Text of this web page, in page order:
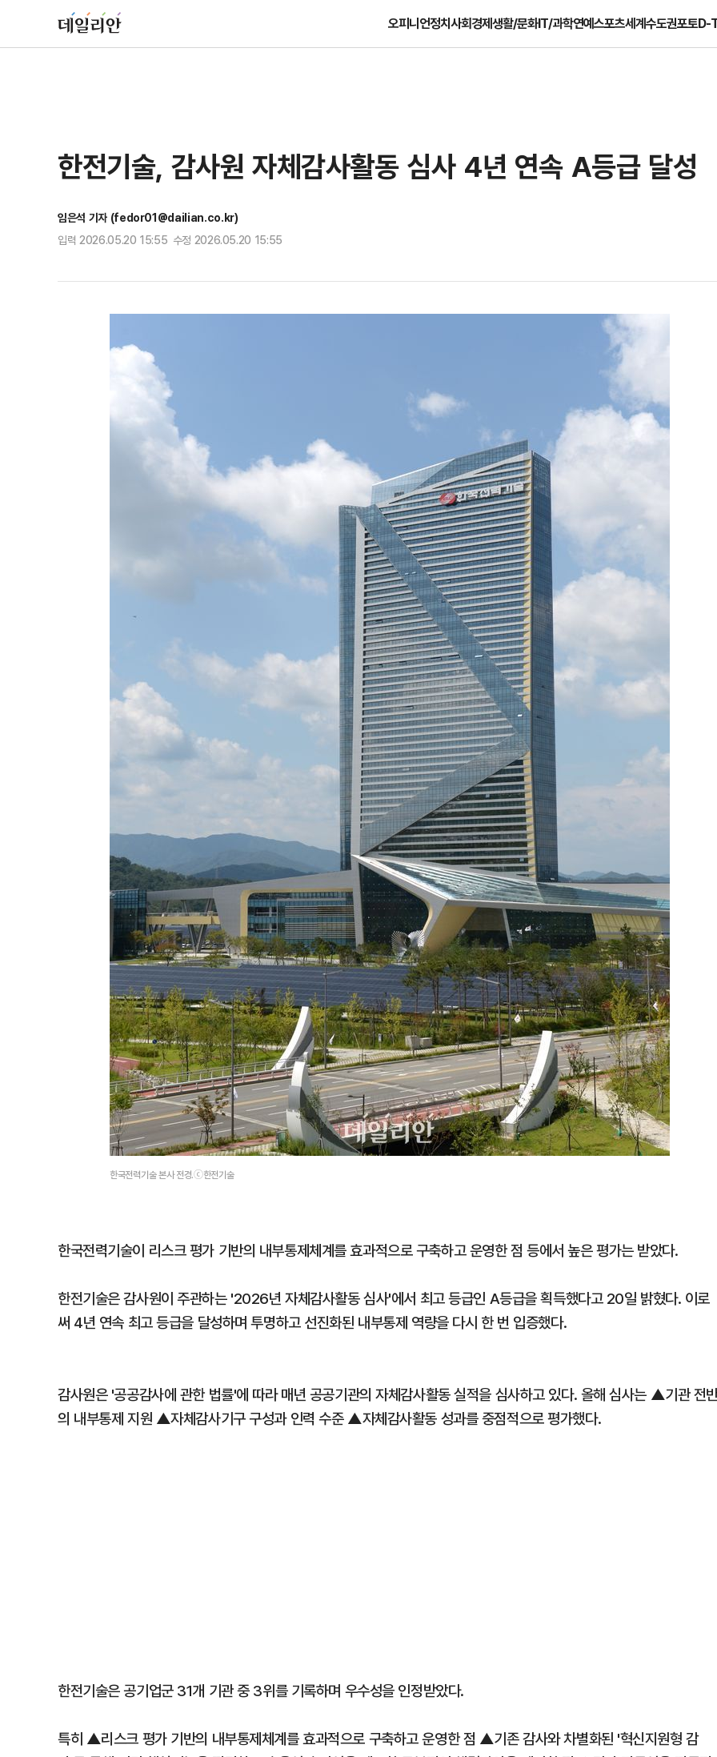
오피니언정치사회경제생활/문화IT/과학연예스포츠세계수도권포토D-
한전기술, 감사원 자체감사활동 심사 4년 연속 A등급 달성
임은석 기자 (fedor01@dailian.co.kr)
입력 2026.05.20 15:55 수정 2026.05.20 15:55
한국전력기술 본사 전경.ⓒ한전기술
한국전력기술이 리스크 평가 기반의 내부통제체계를 효과적으로 구축하고 운영한 점 등에서 높은 평가는 받았다.
한전기술은 감사원이 주관하는 '2026년 자체감사활동 심사'에서 최고 등급인 A등급을 획득했다고 20일 밝혔다. 이로
써 4년 연속 최고 등급을 달성하며 투명하고 선진화된 내부통제 역량을 다시 한 번 입증했다.
감사원은 '공공감사에 관한 법률'에 따라 매년 공공기관의 자체감사활동 실적을 심사하고 있다. 올해 심사는 ▲기관 전
의 내부통제 지원 ▲자체감사기구 구성과 인력 수준 ▲자체감사활동 성과를 중점적으로 평가했다.
한전기술은 공기업군 31개 기관 중 3위를 기록하며 우수성을 인정받았다.
특히 ▲리스크 평가 기반의 내부통제체계를 효과적으로 구축하고 운영한 점 ▲기존 감사와 차별화된 '혁신지원형 감